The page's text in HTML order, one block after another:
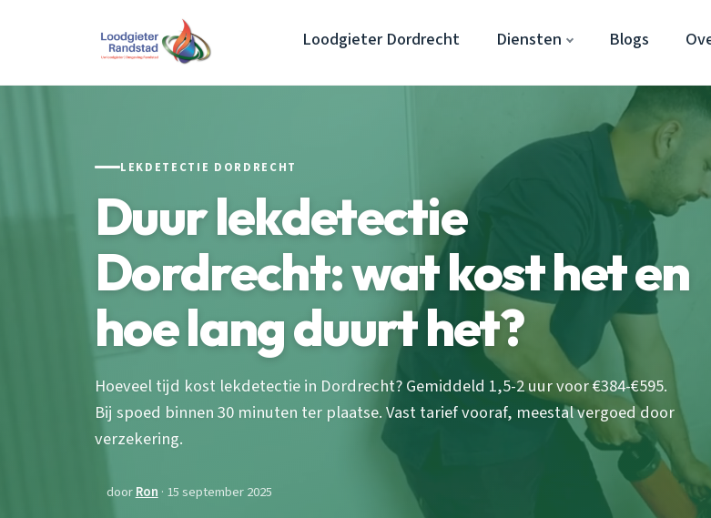
Loodgieter Dordrecht Diensten Blogs
LEKDETECTIE DORDRECHT
Duur lekdetectie
Dordrecht: wat kost het en
hoe lang duurt het?
Hoeveel tijd kost lekdetectie in Dordrecht? Gemiddeld 1,5-2 uur voor €384-€595.
Bij spoed binnen 30 minuten ter plaatse. Vast tarief vooraf, meestal vergoed door
verzekering.
doorRon · 15 september 2025